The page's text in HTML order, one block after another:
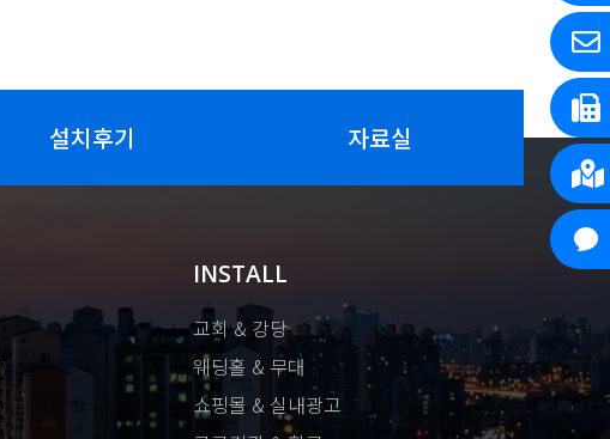
설치후기 자료실
INSTALL
교회 & 강당
웨딩홀 & 무대
쇼핑몰 & 실내광고